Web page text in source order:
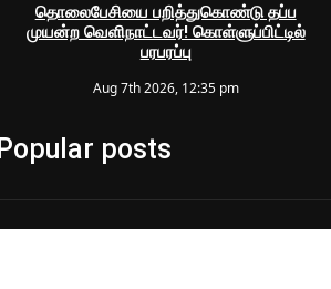
தொலைபேசியை பறித்துகொண்டு தப்ப
முயன்ற வெளிநாட்டவர்! கொள்ளுப்பிட்டில்
பரபரப்பு
Aug 7th 2026, 12:35 pm
Popular posts